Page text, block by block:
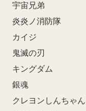
宇宙兄弟
炎炎ノ消防隊
カイジ
鬼滅の刃
キングダム
銀魂
クレヨンしんちゃん